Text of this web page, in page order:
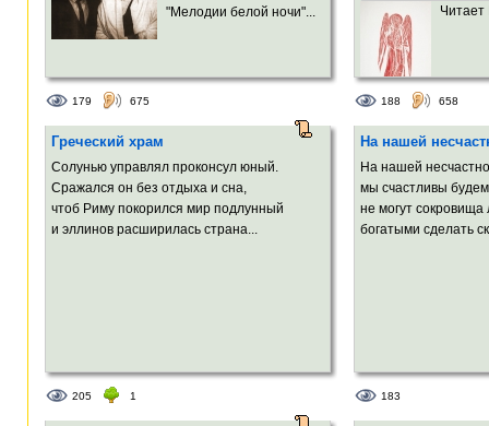
"Мелодии белой ночи"...
179 675 188 658
Греческий храм
Солунью управлял проконсул юный.
Сражался он без отдыха и сна,
чтоб Риму покорился мир подлунный
и эллинов расширилась страна...
205 1
На нашей
На нашей
мы счастливы
не могут сокровища
богатыми сделать
183